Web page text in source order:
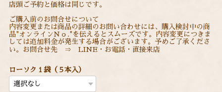
店頭ご予約と価格は同じです。
ご購入前のお問合せについて
内容変更または商品の詳細のお問い合わせには、購入検討中の商
品"オンラインＮｏ."を伝えるとスムーズです。内容変更につきま
しては追加料金が発生する場合がございます。予めご了承くださ
い。お問合せ先 ⇒ LINE・お電話・直接来店
ローソク１袋（５本入）